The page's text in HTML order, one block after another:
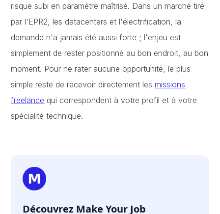
risque subi en paramètre maîtrisé. Dans un marché tiré
par l'EPR2, les datacenters et l'électrification, la
demande n'a jamais été aussi forte ; l'enjeu est
simplement de rester positionné au bon endroit, au bon
moment. Pour ne rater aucune opportunité, le plus
simple reste de recevoir directement lesmissions
freelance qui correspondent à votre profil et à votre
spécialité technique.
Découvrez Make Your Job